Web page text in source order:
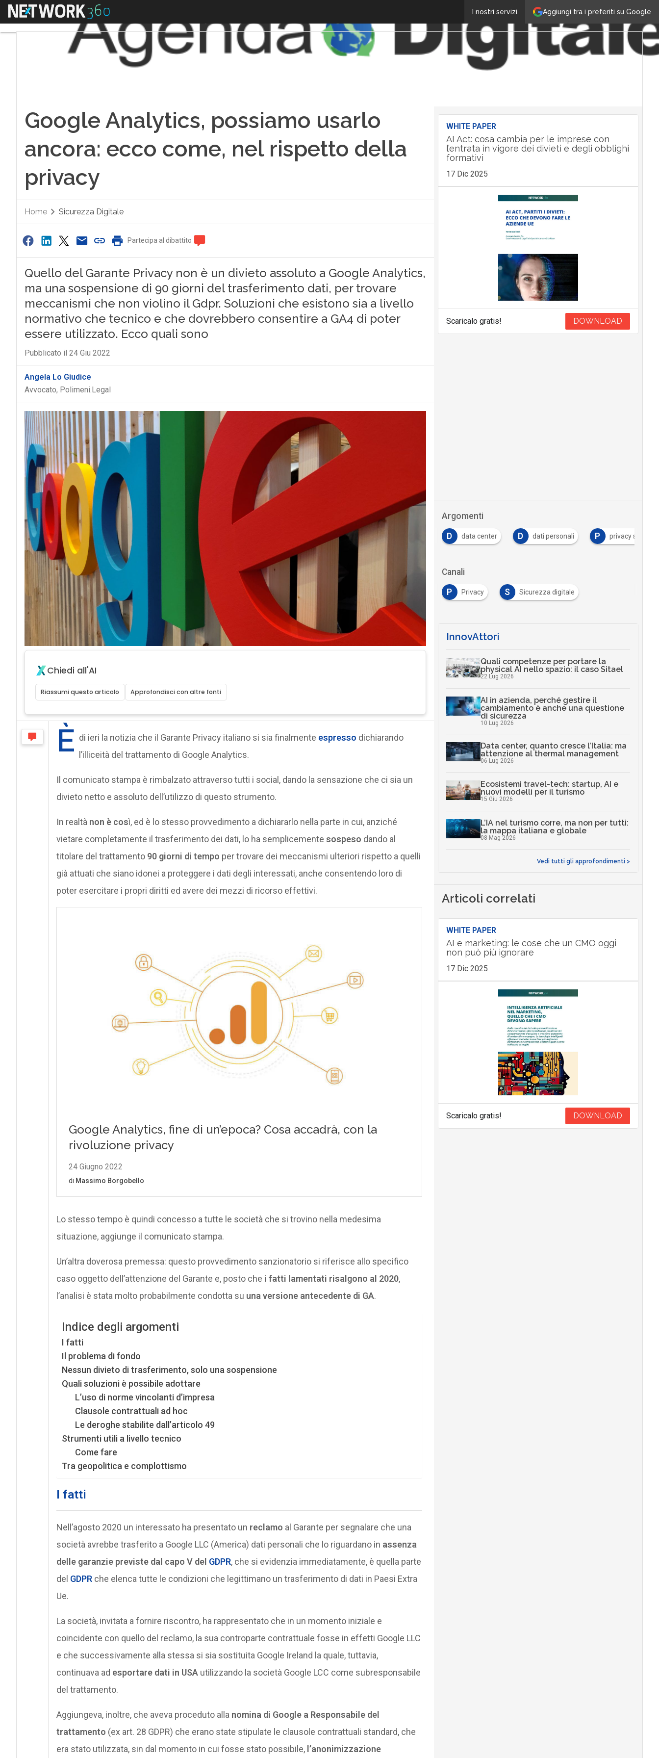
Aggiungi tra i preferiti su Google
I nostri servizi
Menu
Google Analytics, possiamo usarlo
ancora: ecco come, nel rispetto della
privacy
Home Sicurezza Digitale
Partecipa al dibattito
Quello del Garante Privacy non è un divieto assoluto a Google Analytics,
ma una sospensione di 90 giorni del trasferimento dati, per trovare
meccanismi che non violino il Gdpr. Soluzioni che esistono sia a livello
normativo che tecnico e che dovrebbero consentire a GA4 di poter
essere utilizzato. Ecco quali sono
Pubblicato il 24 Giu 2022
Angela Lo Giudice
Avvocato, Polimeni.Legal
Chiedi all'AI
Riassumi questo articolo Approfondisci con altre fonti
È di ieri la notizia che il Garante Privacy italiano si sia finalmente espresso dichiarando
l’illiceità del trattamento di Google Analytics.
Il comunicato stampa è rimbalzato attraverso tutti i social, dando la sensazione che ci sia un
divieto netto e assoluto dell’utilizzo di questo strumento.
In realtà non è così, ed è lo stesso provvedimento a dichiararlo nella parte in cui, anziché
vietare completamente il trasferimento dei dati, lo ha semplicemente sospeso dando al
titolare del trattamento 90 giorni di tempo per trovare dei meccanismi ulteriori rispetto a quelli
già attuati che siano idonei a proteggere i dati degli interessati, anche consentendo loro di
poter esercitare i propri diritti ed avere dei mezzi di ricorso effettivi.
Lo stesso tempo è quindi concesso a tutte le società che si trovino nella medesima
situazione, aggiunge il comunicato stampa.
Un’altra doverosa premessa: questo provvedimento sanzionatorio si riferisce allo specifico
caso oggetto dell’attenzione del Garante e, posto che i fatti lamentati risalgono al 2020,
l’analisi è stata molto probabilmente condotta su una versione antecedente di GA.
Indice degli argomenti
I fatti
Il problema di fondo
Nessun divieto di trasferimento, solo una sospensione
Quali soluzioni è possibile adottare
L’uso di norme vincolanti d’impresa
Clausole contrattuali ad hoc
Le deroghe stabilite dall’articolo 49
Strumenti utili a livello tecnico
Come fare
Tra geopolitica e complottismo
I fatti
Nell’agosto 2020 un interessato ha presentato un reclamo al Garante per segnalare che una
società avrebbe trasferito a Google LLC (America) dati personali che lo riguardano in assenza
delle garanzie previste dal capo V del GDPR, che si evidenzia immediatamente, è quella parte
del GDPRche elenca tutte le condizioni che legittimano un trasferimento di dati in Paesi Extra
Ue.
La società, invitata a fornire riscontro, ha rappresentato che in un momento iniziale e
coincidente con quello del reclamo, la sua controparte contrattuale fosse in effetti Google LLC
e che successivamente alla stessa si sia sostituita Google Ireland la quale, tuttavia,
continuava ad esportare dati in USAutilizzando la società Google LCC come subresponsabile
del trattamento.
Aggiungeva, inoltre, che aveva proceduto alla nomina di Google a Responsabile del
trattamento (ex art. 28 GDPR) che erano state stipulate le clausole contrattuali standard, che
era stato utilizzata, sin dal momento in cui fosse stato possibile, l’anonimizzazione
WHITE PAPER
AI Act: cosa cambia per le imprese con
l’entrata in vigore dei divieti e degli obblighi
formativi
17 Dic 2025
Scaricalo gratis! DOWNLOAD
Argomenti
C D data center D dati personali P privacy shield
Canali
P Privacy S Sicurezza digitale
InnovAttori
Quali competenze per portare la
physical AI nello spazio: il caso Sitael
22 Lug 2026
AI in azienda, perché gestire il
cambiamento è anche una questione
di sicurezza
10 Lug 2026
Data center, quanto cresce l’Italia: ma
attenzione al thermal management
06 Lug 2026
Ecosistemi travel-tech: startup, AI e
nuovi modelli per il turismo
15 Giu 2026
L’IA nel turismo corre, ma non per tutti:
la mappa italiana e globale
08 Mag 2026
Vedi tutti gli approfondimenti >
Articoli correlati
WHITE PAPER
AI e marketing: le cose che un CMO oggi
non può più ignorare
17 Dic 2025
Scaricalo gratis! DOWNLOAD